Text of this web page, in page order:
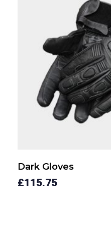
Dark Gloves
£115.75